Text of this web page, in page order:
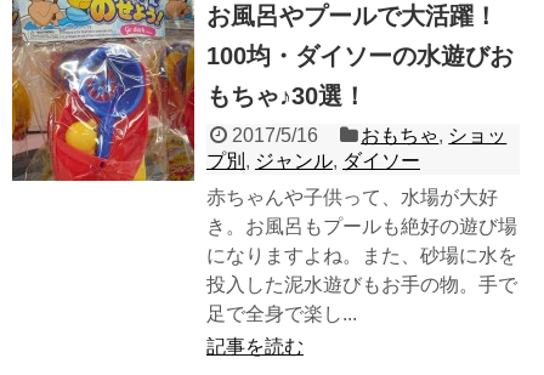
お風呂やプールで大活躍！
100均・ダイソーの水遊びお
もちゃ♪30選！
2017/5/16 おもちゃ, ショッ
プ別 , ジャンル, ダイソー
赤ちゃんや子供って、水場が大好
き。お風呂もプールも絶好の遊び場
になりますよね。また、砂場に水を
投入した泥水遊びもお手の物。手で
足で全身で楽し...
記事を読む